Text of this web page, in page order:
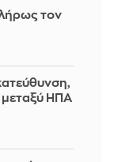
τον
ΗΠΑ